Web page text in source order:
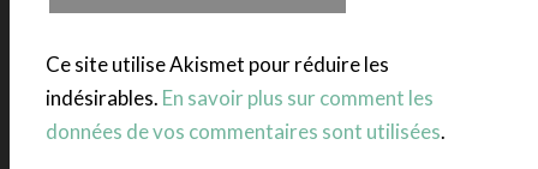
Ce site utilise Akismet pour réduire les
indésirables. En savoir plus sur comment les
données de vos commentaires sont utilisées.